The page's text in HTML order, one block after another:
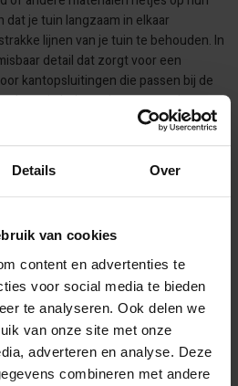
Details Over
van cookies
content en advertenties te
voor social media te bieden
te analyseren. Ook delen we
van onze site met onze
adverteren en analyse. Deze
combineren met andere
je tuin langzaam in elkaar
lijnen van je tuin te behouden. In
detail dat zorgt voor een
kantopsluitingen die passen bij de
van je buitenruimte versterken.
MEER GENIETEN
strakke lijnen te gebruiken en
het hele jaar door mooi uitziet. Met
keuzes geniet je van een
je nog jarenlang plezier van hebt.
en stijl — dus waar wacht je
de tuin van je dromen!